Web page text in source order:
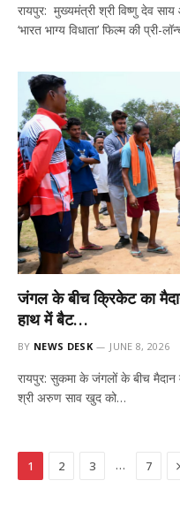
रायपुर: मुख्यमंत्री श्री विष्णु देव
‘भारत भाग्य विधाता’ फिल्म की प्री-
जंगल के बीच क्रिकेट का
हाथ में बैट…
BY NEWS DESK JUNE 8, 2026
रायपुर: सुकमा के जंगलों के बीच
श्री अरुण साव खुद को…
1 2 3 … 7